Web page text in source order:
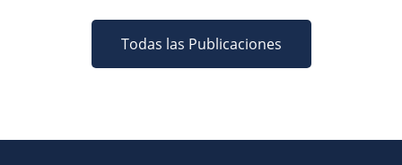
Todas las Publicaciones